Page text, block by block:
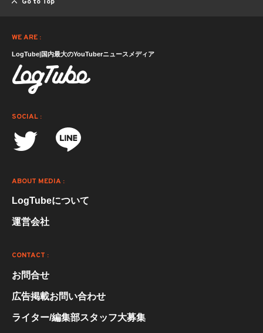
WE ARE :
LogTube|国内最大のYouTuberニュースメディア
SOCIAL :
ABOUT MEDIA :
LogTubeについて
運営会社
CONTACT :
お問合せ
広告掲載お問い合わせ
ライター/編集部スタッフ大募集